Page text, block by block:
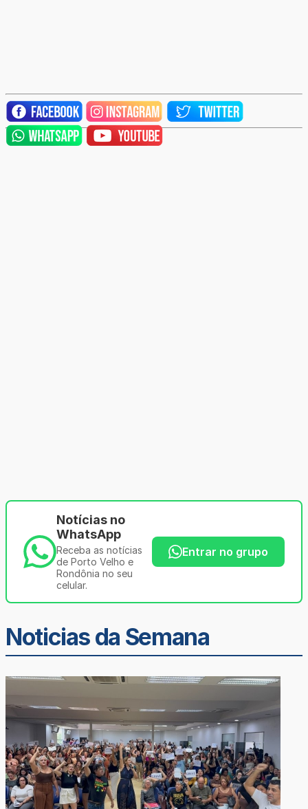
Notícias no
WhatsApp
Receba as notícias
de Porto Velho e
Rondônia no seu
celular.
Entrar no grupo
Noticias da Semana